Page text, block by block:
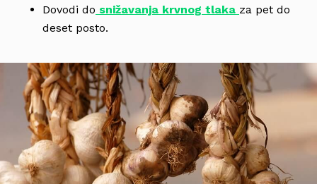
Dovodi do snižavanja krvnog tlaka za pet do
deset posto.